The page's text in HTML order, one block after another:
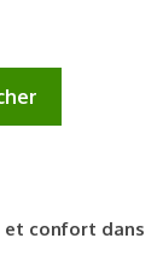
et confort dans